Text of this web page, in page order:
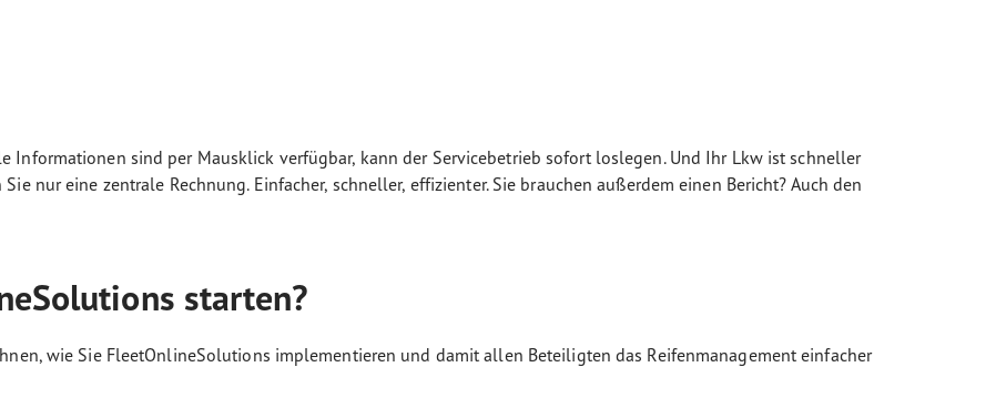
Informationen sind per Mausklick verfügbar, kann der Servicebetrieb sofort loslegen. Und Ihr Lkw ist schneller
nur eine zentrale Rechnung. Einfacher, schneller, effizienter. Sie brauchen außerdem einen Bericht? Auch den
starten?
wie Sie FleetOnlineSolutions implementieren und damit allen Beteiligten das Reifenmanagement einfacher